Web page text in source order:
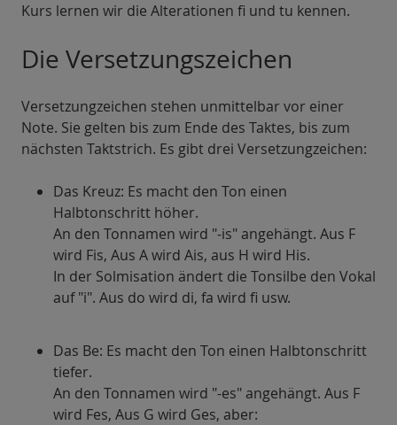
Kurs lernen wir die Alterationen fi und tu kennen.
Die Versetzungszeichen
Versetzungzeichen stehen unmittelbar vor einer
Note. Sie gelten bis zum Ende des Taktes, bis zum
nächsten Taktstrich. Es gibt drei Versetzungzeichen:
Das Kreuz: Es macht den Ton einen
Halbtonschritt höher.
An den Tonnamen wird "-is" angehängt. Aus F
wird Fis, Aus A wird Ais, aus H wird His.
In der Solmisation ändert die Tonsilbe den Vokal
auf "i". Aus do wird di, fa wird fi usw.
Das Be: Es macht den Ton einen Halbtonschritt
tiefer.
An den Tonnamen wird "-es" angehängt. Aus F
wird Fes, Aus G wird Ges, aber: